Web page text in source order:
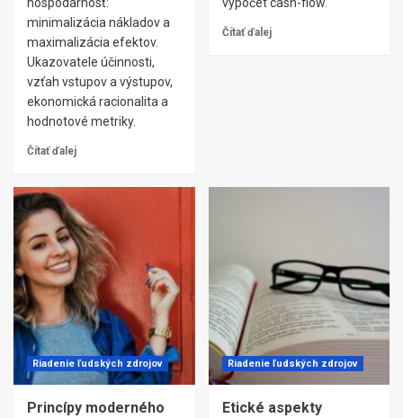
minimalizácia nákladov a
maximalizácia efektov.
Ukazovatele účinnosti,
vzťah vstupov a výstupov,
ekonomická racionalita a
hodnotové metriky.
Čítať ďalej
Čítať ďalej
Riadenie ľudských zdrojov
Princípy moderného
Riadenie ľudských zdrojov
Etické aspekty